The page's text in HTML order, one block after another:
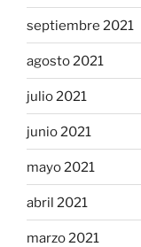
septiembre 2021
agosto 2021
julio 2021
junio 2021
mayo 2021
abril 2021
marzo 2021